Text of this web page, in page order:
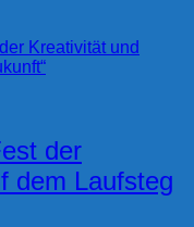
der
dem Laufsteg